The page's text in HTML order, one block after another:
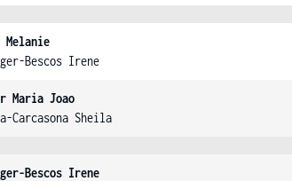
Bescos Irene
Maria Joao
Carcasona Sheila
Bescos Irene